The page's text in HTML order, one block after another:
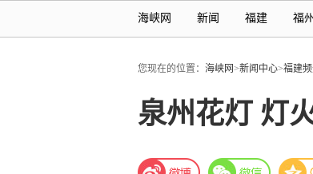
海峡网 新闻 福建 福州
您现在的位置： 海峡网>新闻中心>福建
泉州花灯 灯